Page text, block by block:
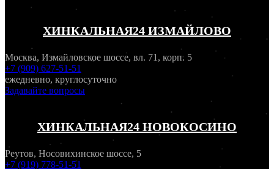
ХИНКАЛЬНАЯ24 ИЗМАЙЛОВО
Москва, Измайловское шоссе, вл. 71, корп. 5
+7 (909) 627-51-51
ежедневно, круглосуточно
Задавайте вопросы
ХИНКАЛЬНАЯ24 НОВОКОСИНО
Реутов, Носовихинское шоссе, 5
+7 (919) 778-51-51